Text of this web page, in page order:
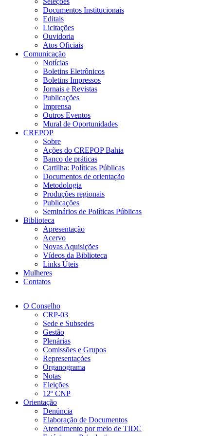
Documentos Institucionais
Editais
Licitações
Ouvidoria
Atos Oficiais
Comunicação
Notícias
Boletins Eletrônicos
Boletins Impressos
Jornais e Revistas
Publicações
Imprensa
Outros Eventos
Mural de Oportunidades
CREPOP
Sobre
Ações do CREPOP Bahia
Banco de práticas
Cartilha: Políticas Públicas
Documentos de orientação
Metodologia
Produções regionais
Publicações
Seminários de Políticas Públicas
Biblioteca
Apresentação
Acervo
Novas Aquisições
Vídeos da Biblioteca
Links Úteis
Mulheres
Contatos
O Conselho
CRP-03
Sede e Subsedes
Gestão
Plenárias
Comissões e Grupos
Representações
Organograma
Notas
Eleições
12º CNP
Orientação
Denúncia
Elaboração de Documentos
Atendimento por meio de TIDC